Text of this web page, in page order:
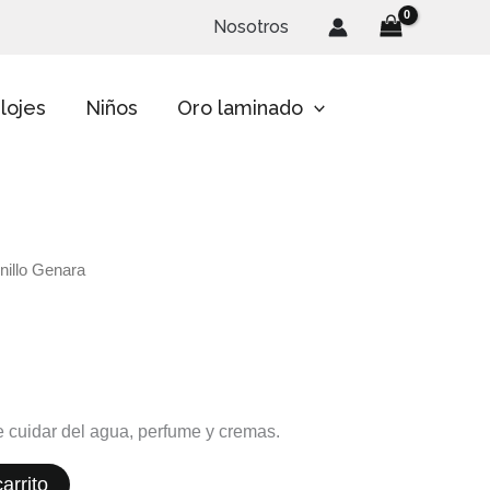
Nosotros
Niños Oro laminado
Genara
cuidar del agua, perfume y cremas.